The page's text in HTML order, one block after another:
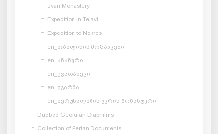
Jvari Monastery
Expedition in Telavi
Expedition to Nekres
en_თბილისის მოზაიკები
en_ანანური
en_ქვათახევი
en_უჯარმა
en_იერუსალიმის ჯვრის მონასტერი
Dubbed Georgian Diaphilms
Collection of Perian Documents